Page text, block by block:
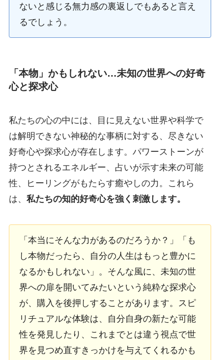
ないと感じる無力感の裏返しでもあると言え
るでしょう。
「本物」かもしれない…未知の世界への好奇
心と探求心
私たちの心の中には、目に見えない世界や科学で
は解明できない神秘的な事柄に対する、尽きない
好奇心や探求心が存在します。パワーストーンが
持つとされるエネルギー、占いが示す未来の可能
性、ヒーリングがもたらす癒やしの力。これら
は、 私たちの知的好奇心を強く刺激します。
「本当にそんな力があるのだろうか？」「も
し本物だったら、自分の人生はもっと豊かに
なるかもしれない」。そんな風に、未知の世
界への扉を開いてみたいという純粋な探求心
が、購入を後押しすることがあります。スピ
リチュアルな体験は、自分自身の新たな可能
性を発見したり、これまでとは違う視点で世
界を見つめ直すきっかけを与えてくれるかも